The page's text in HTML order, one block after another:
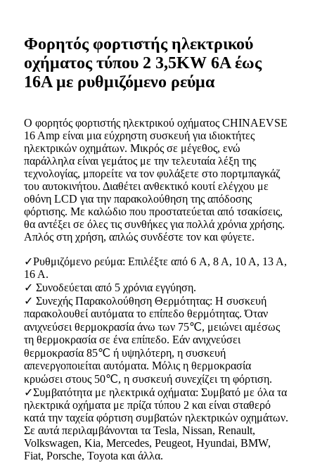
Φορητός φορτιστής ηλεκτρικού
οχήματος τύπου 2 3,5KW 6A έως
16A με ρυθμιζόμενο ρεύμα
Ο φορητός φορτιστής ηλεκτρικού οχήματος CHINAEVSE
16 Amp είναι μια εύχρηστη συσκευή για ιδιοκτήτες
ηλεκτρικών οχημάτων. Μικρός σε μέγεθος, ενώ
παράλληλα είναι γεμάτος με την τελευταία λέξη της
τεχνολογίας, μπορείτε να τον φυλάξετε στο πορτμπαγκάζ
του αυτοκινήτου. Διαθέτει ανθεκτικό κουτί ελέγχου με
οθόνη LCD για την παρακολούθηση της απόδοσης
φόρτισης. Με καλώδιο που προστατεύεται από τσακίσεις,
θα αντέξει σε όλες τις συνθήκες για πολλά χρόνια χρήσης.
Απλός στη χρήση, απλώς συνδέστε τον και φύγετε.
✓Ρυθμιζόμενο ρεύμα: Επιλέξτε από 6 A, 8 A, 10 A, 13 A,
16 A.
✓ Συνοδεύεται από 5 χρόνια εγγύηση.
✓ Συνεχής Παρακολούθηση Θερμότητας: Η συσκευή
παρακολουθεί αυτόματα το επίπεδο θερμότητας. Όταν
ανιχνεύσει θερμοκρασία άνω των 75℃, μειώνει αμέσως
τη θερμοκρασία σε ένα επίπεδο. Εάν ανιχνεύσει
θερμοκρασία 85℃ ή υψηλότερη, η συσκευή
απενεργοποιείται αυτόματα. Μόλις η θερμοκρασία
κρυώσει στους 50℃, η συσκευή συνεχίζει τη φόρτιση.
✓Συμβατότητα με ηλεκτρικά οχήματα: Συμβατό με όλα τα
ηλεκτρικά οχήματα με πρίζα τύπου 2 και είναι σταθερό
κατά την ταχεία φόρτιση συμβατών ηλεκτρικών οχημάτων.
Σε αυτά περιλαμβάνονται τα Tesla, Nissan, Renault,
Volkswagen, Kia, Mercedes, Peugeot, Hyundai, BMW,
Fiat, Porsche, Toyota και άλλα.